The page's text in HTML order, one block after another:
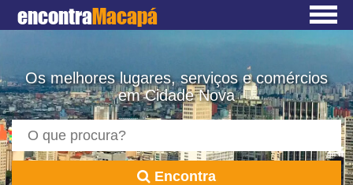
encontraMacapá
Os melhores lugares, serviços e comércios
em Cidade Nova
Encontra